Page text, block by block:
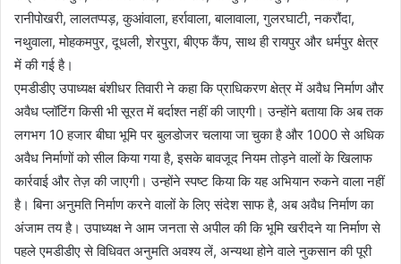
रानीपोखरी, लालतप्पड़, कुआंवाला, हर्रावाला, बालावाला, गुलरघाटी, नकरौंदा,
नथुवाला, मोहकमपुर, दूधली, शेरपुरा, बीएफ कैंप, साथ ही रायपुर और धर्मपुर क्षेत्र
में की गई है।
एमडीडीए उपाध्यक्ष बंशीधर तिवारी ने कहा कि प्राधिकरण क्षेत्र में अवैध निर्माण और
अवैध प्लॉटिंग किसी भी सूरत में बर्दाश्त नहीं की जाएगी। उन्होंने बताया कि अब तक
लगभग 10 हजार बीघा भूमि पर बुलडोजर चलाया जा चुका है और 1000 से अधिक
अवैध निर्माणों को सील किया गया है, इसके बावजूद नियम तोड़ने वालों के खिलाफ
कार्रवाई और तेज़ की जाएगी। उन्होंने स्पष्ट किया कि यह अभियान रुकने वाला नहीं
है। बिना अनुमति निर्माण करने वालों के लिए संदेश साफ है, अब अवैध निर्माण का
अंजाम तय है। उपाध्यक्ष ने आम जनता से अपील की कि भूमि खरीदने या निर्माण से
पहले एमडीडीए से विधिवत अनुमति अवश्य लें, अन्यथा होने वाले नुकसान की पूरी